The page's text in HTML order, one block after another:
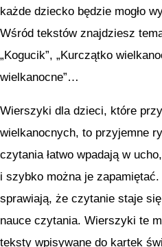
każde dziecko będzie mogło
Wśród tekstów znajdziesz
„Kogucik”, „Kurczątko
wielkanocne”…
Wierszyki dla dzieci, które
wielkanocnych, to przyjemne
czytania łatwo wpadają w
i szybko można je
sprawiają, że czytanie staje
nauce czytania. Wierszyki te
teksty wpisywane do kartek